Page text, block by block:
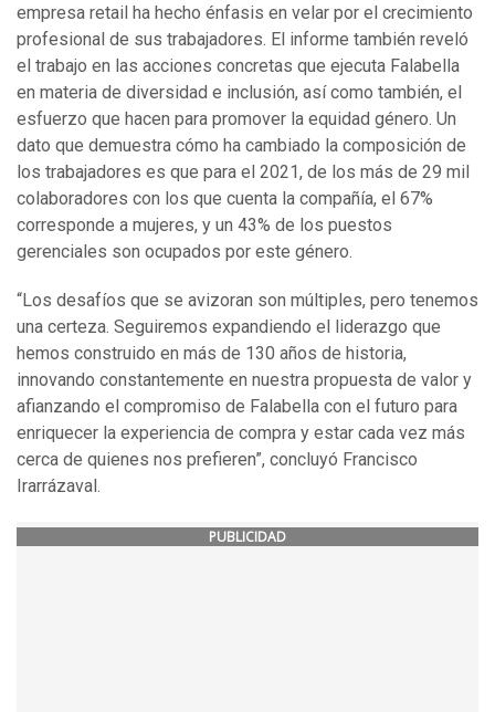
empresa retail ha hecho énfasis en velar por el crecimiento
profesional de sus trabajadores. El informe también reveló
el trabajo en las acciones concretas que ejecuta Falabella
en materia de diversidad e inclusión, así como también, el
esfuerzo que hacen para promover la equidad género. Un
dato que demuestra cómo ha cambiado la composición de
los trabajadores es que para el 2021, de los más de 29 mil
colaboradores con los que cuenta la compañía, el 67%
corresponde a mujeres, y un 43% de los puestos
gerenciales son ocupados por este género.
“Los desafíos que se avizoran son múltiples, pero tenemos
una certeza. Seguiremos expandiendo el liderazgo que
hemos construido en más de 130 años de historia,
innovando constantemente en nuestra propuesta de valor y
afianzando el compromiso de Falabella con el futuro para
enriquecer la experiencia de compra y estar cada vez más
cerca de quienes nos prefieren”, concluyó Francisco
Irarrázaval.
PUBLICIDAD